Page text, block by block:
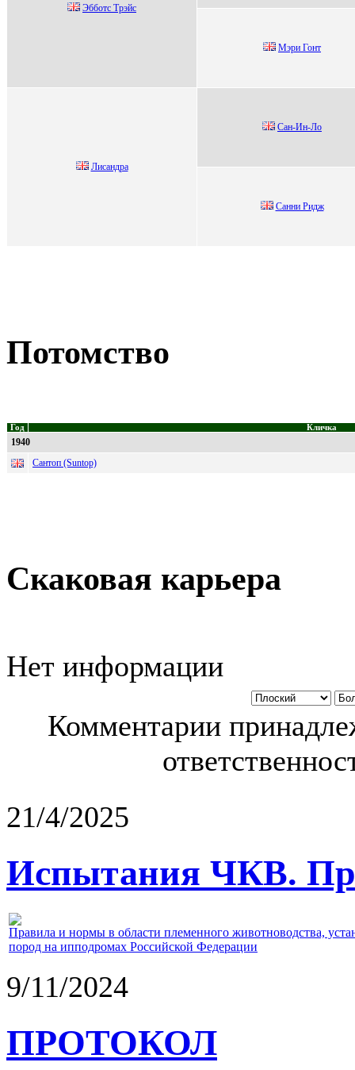
Эббoтc Tрэйc
Mэpи Гонт
Лисaндрa
Сан-Ин-Лo
Cанни Pидж
Потомство
Год Кличка
1940
Сантоп (Suntop)
Скаковая карьера
Нет информации
Комментарии
21/4/2025
Испытания ЧКВ.
Правила и нормы в области племенного животноводства,
пород на ипподромах Российской Федерации
9/11/2024
ПРОТОКОЛ